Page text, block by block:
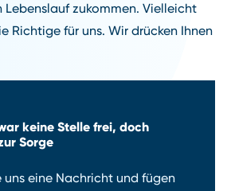
Lebenslauf zukommen. Vielleicht
Richtige für uns. Wir drücken Ihnen
keine Stelle frei, doch
Sorge
uns eine Nachricht und fügen